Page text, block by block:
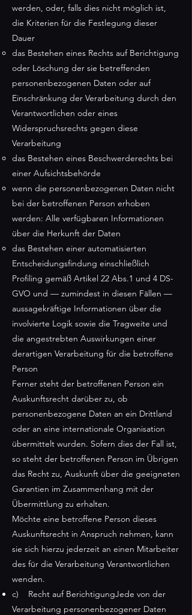
werden, oder, falls dies nicht möglich ist,
die Kriterien für die Festlegung dieser
Dauer
das Bestehen eines Rechts auf Berichtigung
oder Löschung der sie betreffenden
personenbezogenen Daten oder auf
Einschränkung der Verarbeitung durch den
Verantwortlichen oder eines
Widerspruchsrechts gegen diese
Verarbeitung
das Bestehen eines Beschwerderechts bei
einer Aufsichtsbehörde
wenn die personenbezogenen Daten nicht
bei der betroffenen Person erhoben
werden: Alle verfügbaren Informationen
über die Herkunft der Daten
das Bestehen einer automatisierten
Entscheidungsfindung einschließlich
Profiling gemäß Artikel 22 Abs.1 und 4 DS-
GVO und — zumindest in diesen Fällen —
aussagekräftige Informationen über die
involvierte Logik sowie die Tragweite und
die angestrebten Auswirkungen einer
derartigen Verarbeitung für die betroffene
Person
Ferner steht der betroffenen Person ein
Auskunftsrecht darüber zu, ob
personenbezogene Daten an ein Drittland
oder an eine internationale Organisation
übermittelt wurden. Sofern dies der Fall ist,
so steht der betroffenen Person im Übrigen
das Recht zu, Auskunft über die geeigneten
Garantien im Zusammenhang mit der
Übermittlung zu erhalten.
Möchte eine betroffene Person dieses
Auskunftsrecht in Anspruch nehmen, kann
sie sich hierzu jederzeit an einen Mitarbeiter
des für die Verarbeitung Verantwortlichen
wenden.
c) Recht auf BerichtigungJede von der
Verarbeitung personenbezogener Daten